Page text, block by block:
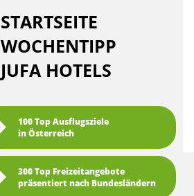
STARTSEITE
WOCHENTIPP
JUFA HOTELS
100 Top Ausflugsziele
in Österreich
300 Top Freizeitangebote
präsentiert nach Bundesländern